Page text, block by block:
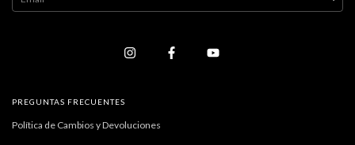
PREGUNTAS FRECUENTES
Política de Cambios y Devoluciones